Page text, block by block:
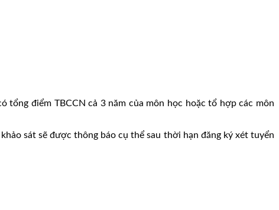
điểm TBCCN cả 3 năm của môn học hoặc tổ hợp các môn
sát sẽ được thông báo cụ thể sau thời hạn đăng ký xét tuyển